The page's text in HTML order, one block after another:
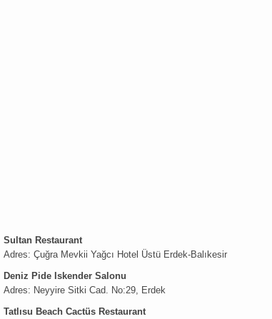
Sultan Restaurant
Adres: Çuğra Mevkii Yağcı Hotel Üstü Erdek-Balıkesir
Deniz Pide Iskender Salonu
Adres: Neyyire Sitki Cad. No:29, Erdek
Tatlısu Beach Cactüs Restaurant